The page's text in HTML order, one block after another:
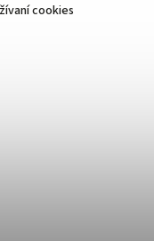
cookies